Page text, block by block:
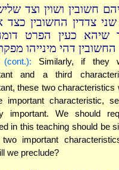
חשובין ושוין וצד
צדדין החשובין כצד
שיהא כעין הפרט
דהי מינייהו
Similarly, if they
and a third
these two characteristics
important characteristic,
important. We should
in this teaching should be
important
we preclude?